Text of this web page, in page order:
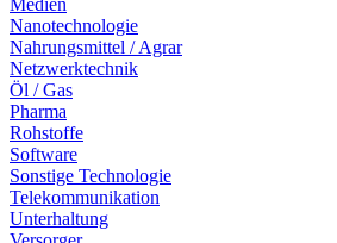
Medien
Nanotechnologie
Nahrungsmittel / Agrar
Netzwerktechnik
Öl / Gas
Pharma
Rohstoffe
Software
Sonstige Technologie
Telekommunikation
Unterhaltung